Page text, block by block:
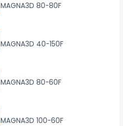
MAGNA3D 80-80F
MAGNA3D 40-150F
MAGNA3D 80-60F
MAGNA3D 100-60F